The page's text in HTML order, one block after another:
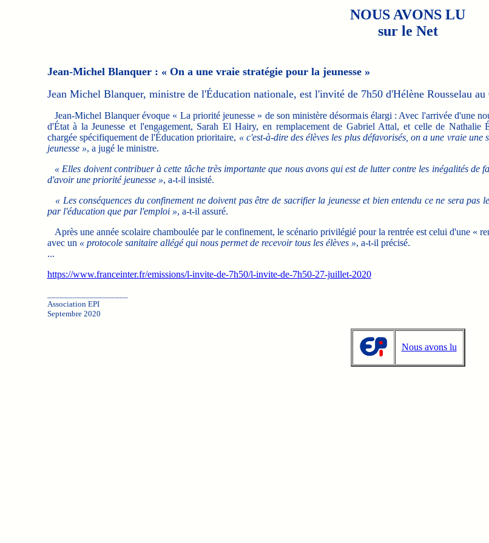
NOUS AVONS LU
sur le Net
Jean-Michel Blanquer : « On a une vraie stratégie pour la jeunesse »
Jean Michel Blanquer, ministre de l'Éducation nationale, est l'invité de 7h50 d'Hélène Rousselau
Jean-Michel Blanquer évoque « La priorité jeunesse » de son ministère désormais élargi : Avec l'arrivée d'une
d'État à la Jeunesse et l'engagement, Sarah El Hairy, en remplacement de Gabriel Attal, et celle de Nathalie
chargée spécifiquement de l'Éducation prioritaire, « c'est-à-dire des élèves les plus défavorisés, on a une vraie une
jeunesse », a jugé le ministre.
« Elles doivent contribuer à cette tâche très importante que nous avons qui est de lutter contre les inégalités de
d'avoir une priorité jeunesse », a-t-il insisté.
« Les conséquences du confinement ne doivent pas être de sacrifier la jeunesse et bien entendu ce ne sera pas
par l'éducation que par l'emploi », a-t-il assuré.
Après une année scolaire chamboulée par le confinement, le scénario privilégié pour la rentrée est celui d'une «
avec un « protocole sanitaire allégé qui nous permet de recevoir tous les élèves », a-t-il précisé.
...
https://www.franceinter.fr/emissions/l-invite-de-7h50/l-invite-de-7h50-27-juillet-2020
Association EPI
Septembre 2020
Nous avons lu